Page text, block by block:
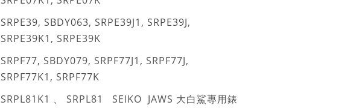
SRPE39, SBDY063, SRPE39J1, SRPE39J,
SRPE39K1, SRPE39K
SRPF77, SBDY079, SRPF77J1, SRPF77J,
SRPF77K1, SRPF77K
SRPL81K1 、 SRPL81 SEIKO JAWS 大白鯊專用錶